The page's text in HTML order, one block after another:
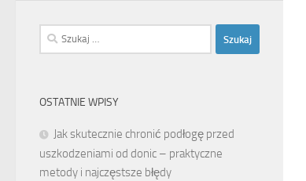
Szukaj:
OSTATNIE WPISY
Jak skutecznie chronić podłogę przed
uszkodzeniami od donic – praktyczne
metody i najczęstsze błędy